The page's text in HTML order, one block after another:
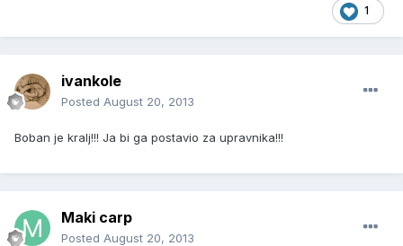
1
ivankole
Posted August 20, 2013
Boban je kralj!!! Ja bi ga postavio za upravnika!!!
Maki carp
Posted August 20, 2013